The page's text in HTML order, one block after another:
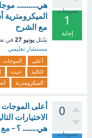
تصويتات
1
إجابة
هي..........
مع الشرح
سُئل يونيو 27 في
مستشار تعليمي
أعلى الموجات
التالية
حيث
الميكرومترية
0
تصويتات
أعلى
الاختيارات
هي....... ؟ - مع